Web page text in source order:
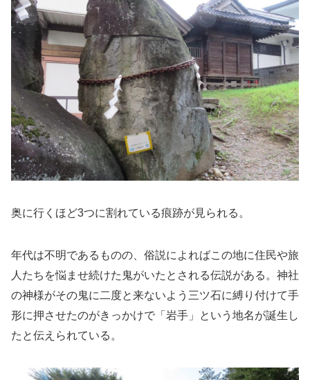
奥に行くほど3つに割れている痕跡が見られる。
年代は不明であるものの、俗説によればこの地に住民や旅
人たちを悩ませ続けた鬼がいたとされる伝説がある。神社
の神様がその鬼に二度と来ないよう三ツ石に縛り付けて手
形に押させたのがきっかけで「岩手」という地名が誕生し
たと伝えられている。